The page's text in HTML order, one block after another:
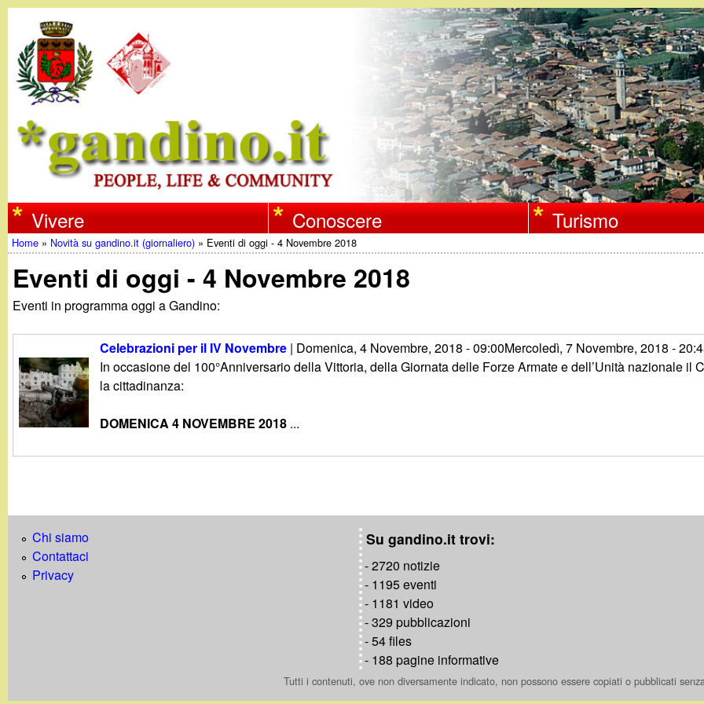
Salta
al
contenuto
principale
w
w
w
.
g
a
n
i
n
Vivere Conoscere Turismo
Tu
sei
Home » Novità su gandino.it (giornaliero) » Eventi di oggi - 4 Novembre 2018
Eventi di oggi - 4 Novembre 2018
Eventi in programma oggi a Gandino:
Celebrazioni per il IV Novembre | Domenica, 4 Novembre, 2018 - 09:00Mercoledì, 7 Novembre, 2018 -
In occasione del 100°Anniversario della Vittoria, della Giornata delle Forze Armate e dell’Unità nazionale il
la cittadinanza:
DOMENICA 4 NOVEMBRE 2018 ...
Chi siamo
Contattaci
Privacy
Su gandino.it trovi:
- 2720 notizie
- 1195 eventi
- 1181 video
- 329 pubblicazioni
- 54 files
- 188 pagine informative
Tutti i contenuti, ove non diversamente indicato, non possono essere copiati o pubblicati